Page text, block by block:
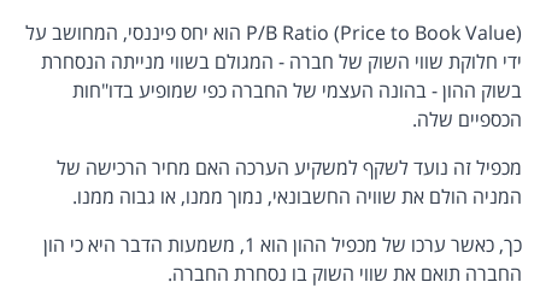
P/B Ratio (Price to Book Value) הוא יחס פיננסי, המחושב על
ידי חלוקת שווי השוק של חברה - המגולם בשווי מנייתה הנסחרת
בשוק ההון - בהונה העצמי של החברה כפי שמופיע בדו"חות
הכספיים שלה.
מכפיל זה נועד לשקף למשקיע הערכה האם מחיר הרכישה של
המניה הולם את שוויה החשבונאי, נמוך ממנו, או גבוה ממנו.
כך, כאשר ערכו של מכפיל ההון הוא 1, משמעות הדבר היא כי הון
החברה תואם את שווי השוק בו נסחרת החברה.